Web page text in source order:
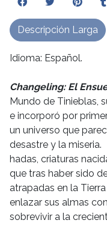
Idioma: Español.
Changeling: El
Mundo de Tinieblas,
e incorporó por
un universo que
desastre y la
hadas, criaturas
que tras haber sido
atrapadas en la
enlazar sus almas
sobrevivir a la
Descripción Larga